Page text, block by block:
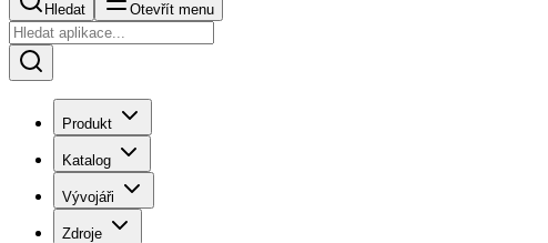
Hledat Otevřít menu
Produkt
Katalog
Vývojáři
Zdroje